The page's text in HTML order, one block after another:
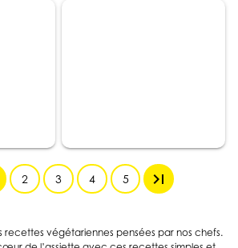
2 3 4 5 last_page
recettes végétariennes pensées par nos chefs.